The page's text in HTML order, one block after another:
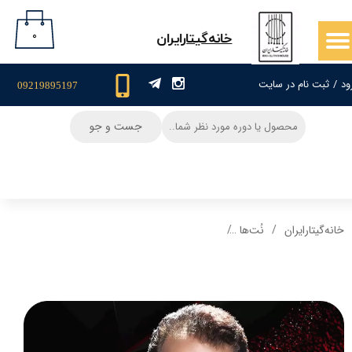
/ ثبت نام در سایت
حساب کاربری من
سفارشات
09219895197
​خانه‌گیتار‌ایران ۰
جست و جو
خانه‌گیتار‌ایران نُت‌ها